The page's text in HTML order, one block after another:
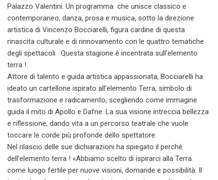
Palazzo Valentini. Un programma che unisce classico e
contemporaneo, danza, prosa e musica, sotto la direzione
artistica di Vincenzo Bocciarelli, figura cardine di questa
rinascita culturale e di rinnovamento con le quattro tematiche
degli spettacoli . Questa stagione è incentrata sull’elemento
terra !
Attore di talento e guida artistica appassionata, Bocciarelli ha
ideato un cartellone ispirato all’elemento Terra, simbolo di
trasformazione e radicamento, scegliendo come immagine
guida il mito di Apollo e Dafne. La sua visione intreccia bellezza
e riflessione, dando vita a un percorso teatrale che vuole
toccare le corde più profonde dello spettatore.
Nel rilascio delle sue dichiarazioni ha spiegato il perché
dell’elemento terra ! «Abbiamo scelto di ispirarci alla Terra
come luogo fertile per nuove visioni, domande e possibilità. Il